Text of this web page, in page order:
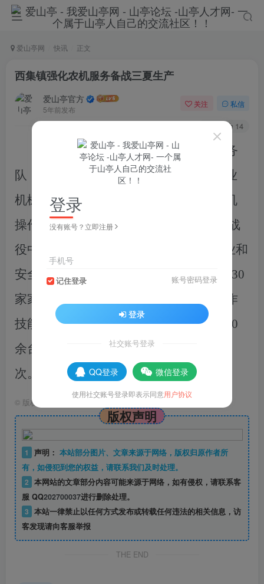
爱山亭网 快讯 正文
西集镇强化农机服务备战三夏生产
爱山亭官方
5年前发布
关注 私信
14
名技术人员成立农机技术服务
队，深入到各村、农机大户，为辖区作业
机械进行全面检修和调试服务，加强农机
操作人员培训，确保各类农机
具在夏收战
役中
“健康”上阵，实现收割机械有序作业和
安全生产。目前，已对
家农机合作社、 30
家家庭农场、12家种粮大户进行驾驶操作
技能、故障排查培训，检修联合收割机
60
余台，检修拖拉机及配套农机具
次。(西集镇)
© 版权声明
版权声明
1 声明： 本站部分图片、文章来源于网络，版权归原作者所
有，如侵犯到您的权益，请联系我们及时处理。
2 本网站的文章部分内容可能来源于网络，如有侵权，请联系客
服 QQ202700037进行删除处理。
3 本站一律禁止以任何方式发布或转载任何违法的相关信息，访
客发现请向客服举报
THE END
登录
没有账号？立即注册
手机号
记住登录 账号密码登录
登录
社交账号登录
QQ登录 微信登录
使用社交账号登录即表示同意用户协议